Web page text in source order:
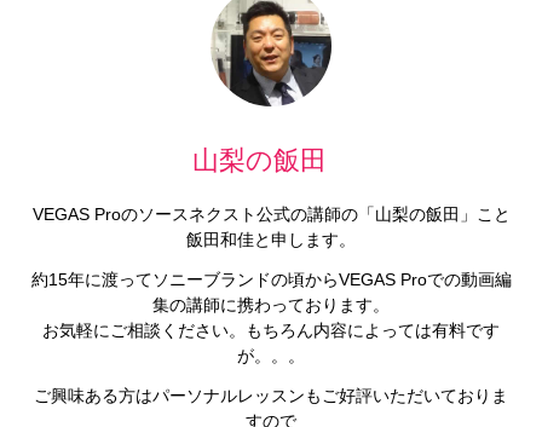
山梨の飯田
VEGAS Proのソースネクスト公式の講師の「山梨の飯田」こと
飯田和佳と申します。
約15年に渡ってソニーブランドの頃からVEGAS Proでの動画編
集の講師に携わっております。
お気軽にご相談ください。もちろん内容によっては有料です
が。。。
ご興味ある方はパーソナルレッスンもご好評いただいておりま
すので